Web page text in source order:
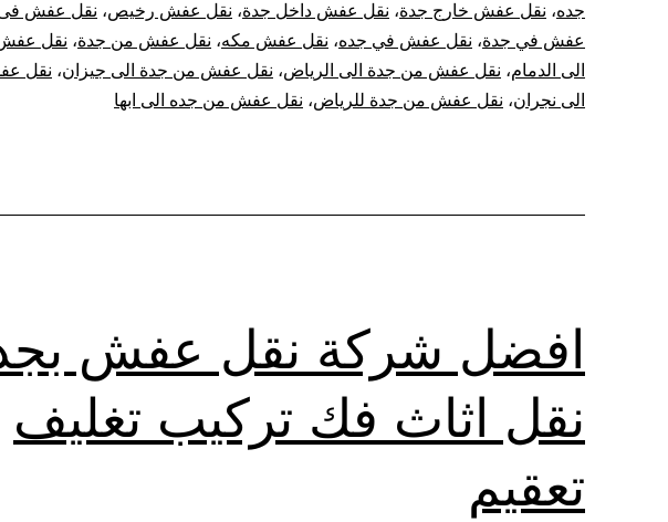
جده، نقل عفش خارج جدة، نقل عفش داخل جدة، نقل عفش رخيص، نقل عفش
عفش في جدة، نقل عفش في جده، نقل عفش مكه، نقل عفش من جدة، نقل
الى الدمام، نقل عفش من جدة الى الرياض، نقل عفش من جدة الى جيزان، نقل
الى نجران، نقل عفش من جدة للرياض، نقل عفش من جده الى ابها
افضل شركة نقل عفش
نقل اثاث فك تركيب تغليف
تعقيم